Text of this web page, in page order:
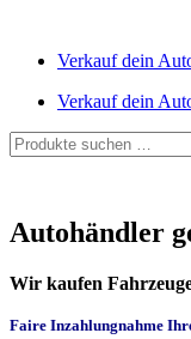
Verkauf dein
Verkauf dein
Suchen
nach:
Autohändler
Wir kaufen
Faire Inzahlungnahme